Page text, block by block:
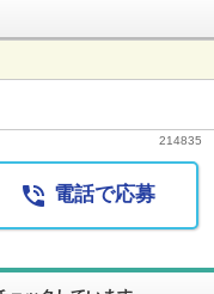
214835
 電話で応募